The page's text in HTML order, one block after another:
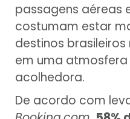
passagens aéreas
costumam estar
destinos
em uma
acolhedora.
De acordo com